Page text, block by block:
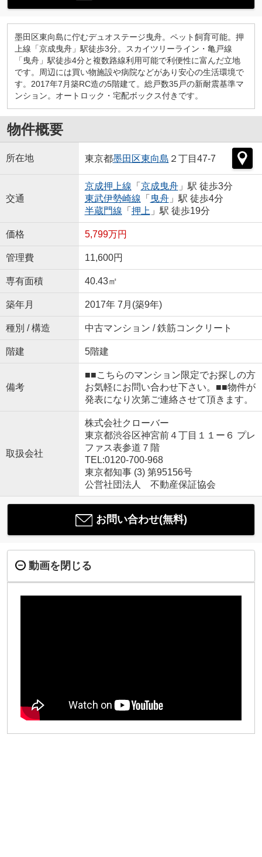
墨田区東向島に佇むデュオステージ曳舟。ペット飼育可能。押
上線「京成曳舟」駅徒歩3分。スカイツリーライン・亀戸線
「曳舟」駅徒歩4分と複数路線利用可能で利便性に富んだ立地
です。周辺には買い物施設や病院などがあり安心の生活環境で
す。2017年7月築RC造の5階建て。総戸数35戸の新耐震基準マ
ンション。オートロック・宅配ボックス付きです。
物件概要
所在地 東京都墨田区東向島 ２丁目47-7
交通
京成押上線 「 京成曳舟」駅 徒歩3分
東武伊勢崎線 「 曳舟」駅 徒歩4分
半蔵門線 「 押上 」駅 徒歩19分
価格 5,799万円
管理費 11,600円
専有面積 40.43㎡
築年月 2017年 7月(築9年)
種別 / 構造 中古マンション / 鉄筋コンクリート
階建 5階建
備考
■■こちらのマンション限定でお探しの方
お気軽にお問い合わせ下さい。■■物件が
発表になり次第ご連絡させて頂きます。
取扱会社
株式会社クローバー
東京都渋谷区神宮前４丁目１１ー６ プレ
ファス表参道７階
TEL:0120-700-968
東京都知事 (3) 第95156号
公営社団法人 不動産保証協会
お問い合わせ(無料)
動画を閉じる